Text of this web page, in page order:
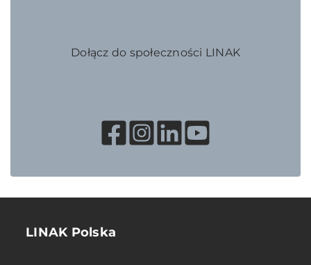
Dołącz do społeczności LINAK
LINAK Polska